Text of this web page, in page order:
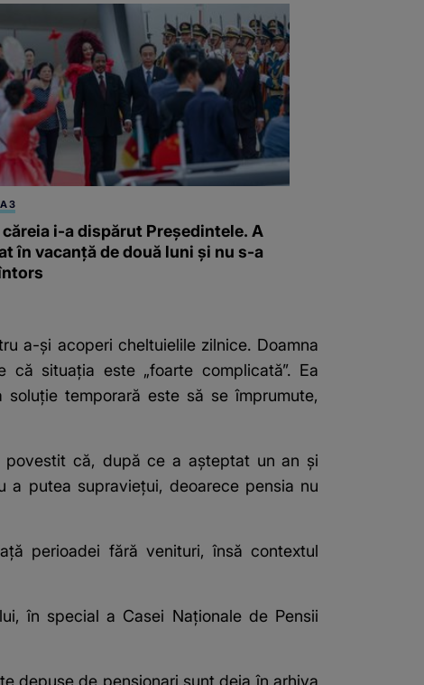
3
căreia i-a dispărut Președintele. A
în vacanță de două luni și nu s-a
a-și acoperi cheltuielile zilnice. Doamna
situația este „foarte complicată”. Ea
temporară este să se împrumute,
povestit că, după ce a așteptat un an și
putea supraviețui, deoarece pensia nu
perioadei fără venituri, însă contextul
în special a Casei Naționale de Pensii